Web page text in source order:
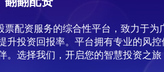
配资服务的综合性平台，致力于
投资回报率。平台拥有专业的风
。选择我们，开启您的智慧投资之旅